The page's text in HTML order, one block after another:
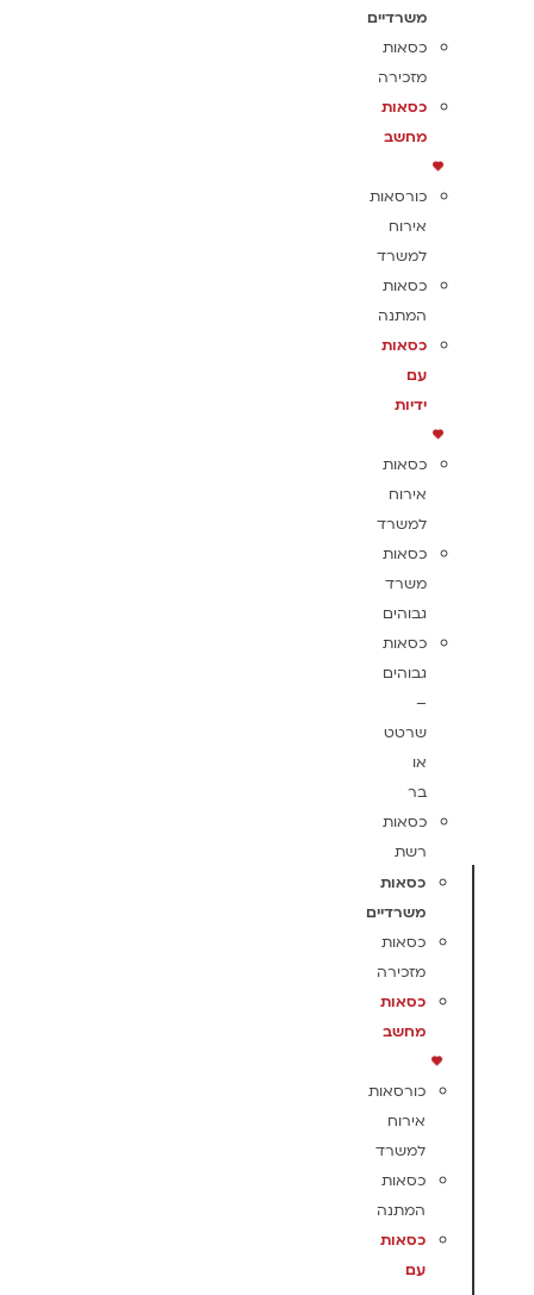
משרדיים
כסאות
מזכירה
כסאות
מחשב
כורסאות
אירוח
למשרד
כסאות
המתנה
כסאות
עם
ידיות
כסאות
אירוח
למשרד
כסאות
משרד
גבוהים
כסאות
גבוהים
–
שרטט
או
בר
כסאות
רשת
כסאות
משרדיים
כסאות
מזכירה
כסאות
מחשב
כורסאות
אירוח
למשרד
כסאות
המתנה
כסאות
עם